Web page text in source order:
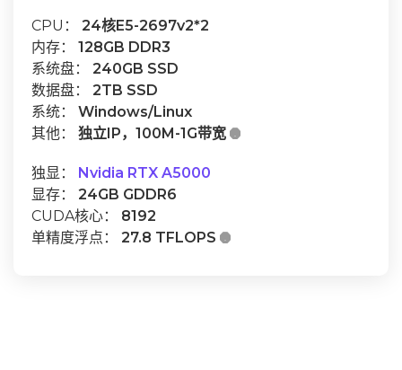
CPU： 24核E5-2697v2*2
内存： 128GB DDR3
系统盘： 240GB SSD
数据盘： 2TB SSD
系统： Windows/Linux
其他： 独立IP，100M-1G带宽 
独显： Nvidia RTX A5000
显存： 24GB GDDR6
CUDA核心： 8192
单精度浮点： 27.8 TFLOPS 